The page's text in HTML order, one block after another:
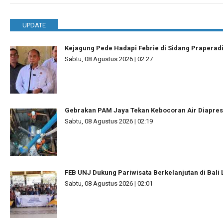
UPDATE
Kejagung Pede Hadapi Febrie di Sidang
Sabtu, 08 Agustus 2026 | 02:27
Gebrakan PAM Jaya Tekan Kebocoran Air
Sabtu, 08 Agustus 2026 | 02:19
FEB UNJ Dukung Pariwisata Berkelanjutan di
Sabtu, 08 Agustus 2026 | 02:01